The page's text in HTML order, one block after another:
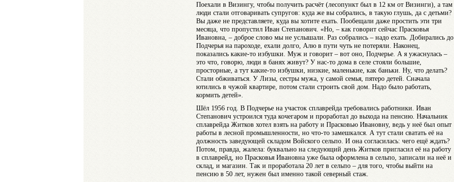
Поехали в Визингу, чтобы получить расчёт (лесопункт был в 12 км от Визинги), а там
люди стали отговаривать супругов: куда же вы собрались, в такую глушь, да с детьми?
Вы даже не представляете, куда вы хотите ехать. Пообещали даже простить эти три
месяца, что пропустил Иван Степанович. «Но, – как говорит сейчас Прасковья
Ивановна, – доброе слово мы не услышали. Раз собрались – надо ехать. Добирались до
Подчерья на пароходе, ехали долго, Алю в пути чуть не потеряли. Наконец,
показались какие-то избушки. Муж и говорит – вот оно, Подчерье. А я ужаснулась –
это что, говорю, люди в банях живут? У нас-то дома в селе стояли большие,
просторные, а тут какие-то избушки, низкие, маленькие, как баньки. Ну, что делать?
Стали обживаться. У Лизы, сестры мужа, у самой семья, пятеро детей. Сначала
ютились в чужой квартире, потом стали строить свой дом. Надо было работать,
кормить детей».
Шёл 1956 год. В Подчерье на участок сплаврейда требовались работники. Иван
Степанович устроился туда кочегаром и проработал до выхода на пенсию. Начальник
сплаврейда Житков хотел взять на работу и Прасковью Ивановну, ведь у неё был опыт
работы в лесной промышленности, но что-то замешкался. А тут стали сватать её на
должность заведующей складом Войского сельпо. И она согласилась: чего ещё ждать?
Потом, правда, жалела: буквально на следующий день Житков пригласил её на работу
в сплаврейд, но Прасковья Ивановна уже была оформлена в сельпо, записали на неё и
склад, и магазин. Так и проработала 20 лет в сельпо – для того, чтобы выйти на
пенсию в 50 лет, нужен был именно такой северный стаж.